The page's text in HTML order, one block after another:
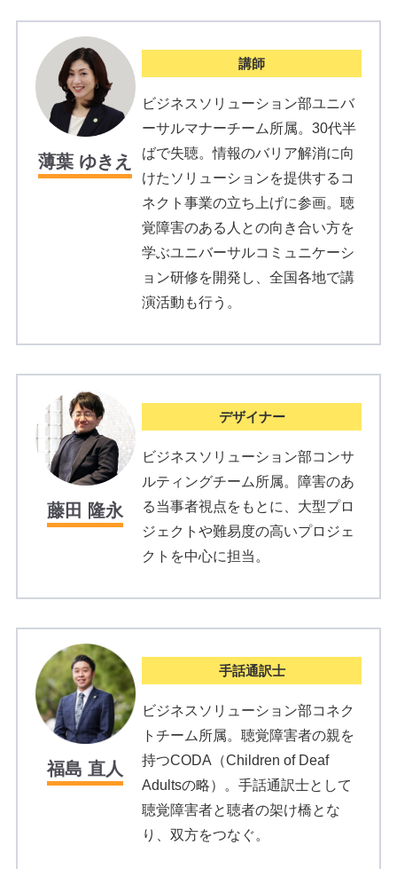
薄葉 ゆきえ
講師
ビジネスソリューション部ユニバ
ーサルマナーチーム所属。30代半
ばで失聴。情報のバリア解消に向
けたソリューションを提供するコ
ネクト事業の立ち上げに参画。聴
覚障害のある人との向き合い方を
学ぶユニバーサルコミュニケーシ
ョン研修を開発し、全国各地で講
演活動も行う。
藤田 隆永
デザイナー
ビジネスソリューション部コンサ
ルティングチーム所属。障害のあ
る当事者視点をもとに、大型プロ
ジェクトや難易度の高いプロジェ
クトを中心に担当。
福島 直人
手話通訳士
ビジネスソリューション部コネク
トチーム所属。聴覚障害者の親を
持つCODA（Children of Deaf
Adultsの略）。手話通訳士として
聴覚障害者と聴者の架け橋とな
り、双方をつなぐ。